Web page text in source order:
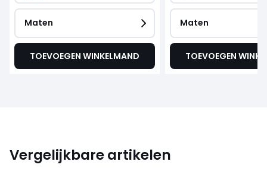
Maten
TOEVOEGEN WINKELMAND
Maten
TOEVOEGEN
Vergelijkbare artikelen